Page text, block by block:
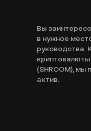
Вы
в нужное
руководства.
(SHROOM),
актив.